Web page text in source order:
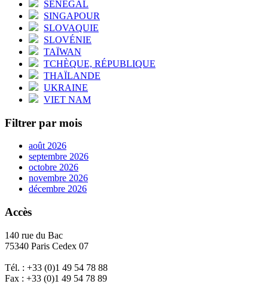
SÉNÉGAL
SINGAPOUR
SLOVAQUIE
SLOVÉNIE
TAÏWAN
TCHÈQUE, RÉPUBLIQUE
THAÏLANDE
UKRAINE
VIET NAM
Filtrer par mois
août 2026
septembre 2026
octobre 2026
novembre 2026
décembre 2026
Accès
140 rue du Bac
75340 Paris Cedex 07
Tél. : +33 (0)1 49 54 78 88
Fax : +33 (0)1 49 54 78 89